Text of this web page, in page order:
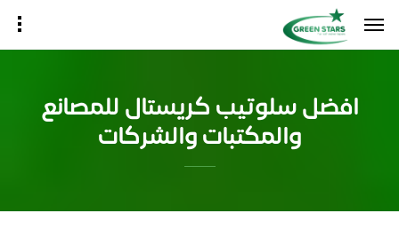
افضل سلوتيب كريستال للمصانع
والمكتبات والشركات